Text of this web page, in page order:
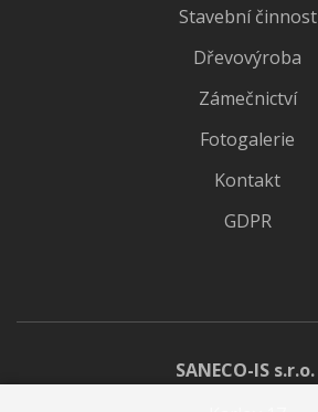
Stavební činnost
Dřevovýroba
Zámečnictví
Fotogalerie
Kontakt
GDPR
SANECO-IS s.r.o.